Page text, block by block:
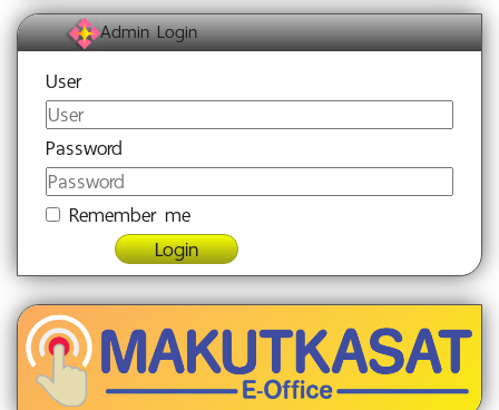
Admin Login
User
Password
Remember me
Login